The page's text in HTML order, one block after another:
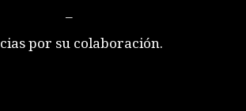
–
por su colaboración.